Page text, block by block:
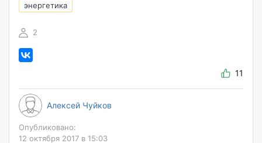
энергетика
2
11
Алексей Чуйков
Опубликовано:
12 октября 2017 в 15:03